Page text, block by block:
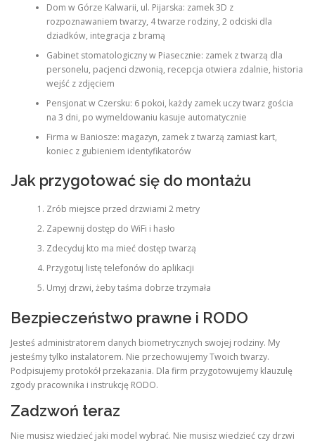
Dom w Górze Kalwarii, ul. Pijarska: zamek 3D z
rozpoznawaniem twarzy, 4 twarze rodziny, 2 odciski dla
dziadków, integracja z bramą
Gabinet stomatologiczny w Piasecznie: zamek z twarzą dla
personelu, pacjenci dzwonią, recepcja otwiera zdalnie, historia
wejść z zdjęciem
Pensjonat w Czersku: 6 pokoi, każdy zamek uczy twarz gościa
na 3 dni, po wymeldowaniu kasuje automatycznie
Firma w Baniosze: magazyn, zamek z twarzą zamiast kart,
koniec z gubieniem identyfikatorów
Jak przygotować się do montażu
Zrób miejsce przed drzwiami 2 metry
Zapewnij dostęp do WiFi i hasło
Zdecyduj kto ma mieć dostęp twarzą
Przygotuj listę telefonów do aplikacji
Umyj drzwi, żeby taśma dobrze trzymała
Bezpieczeństwo prawne i RODO
Jesteś administratorem danych biometrycznych swojej rodziny. My
jesteśmy tylko instalatorem. Nie przechowujemy Twoich twarzy.
Podpisujemy protokół przekazania. Dla firm przygotowujemy klauzulę
zgody pracownika i instrukcję RODO.
Zadzwoń teraz
Nie musisz wiedzieć jaki model wybrać. Nie musisz wiedzieć czy drzwi